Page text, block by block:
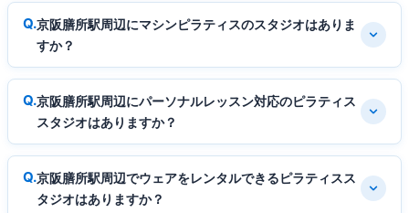
京阪膳所駅周辺にマシンピラティスのスタジオはありま
すか？
京阪膳所駅周辺にパーソナルレッスン対応のピラティス
スタジオはありますか？
京阪膳所駅周辺でウェアをレンタルできるピラティスス
タジオはありますか？